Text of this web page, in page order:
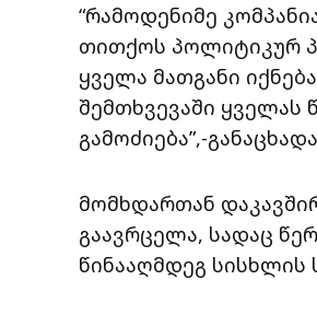
“რამოდენიმე
თითქოს პოლიტიკურ
ყველა მათგანი
შემთხვევაში ყველას
გამოძიება”,-
მომხდართან
გაავრცელა, სადაც
წინააღმდეგ სისხლის